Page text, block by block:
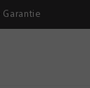
Garantie